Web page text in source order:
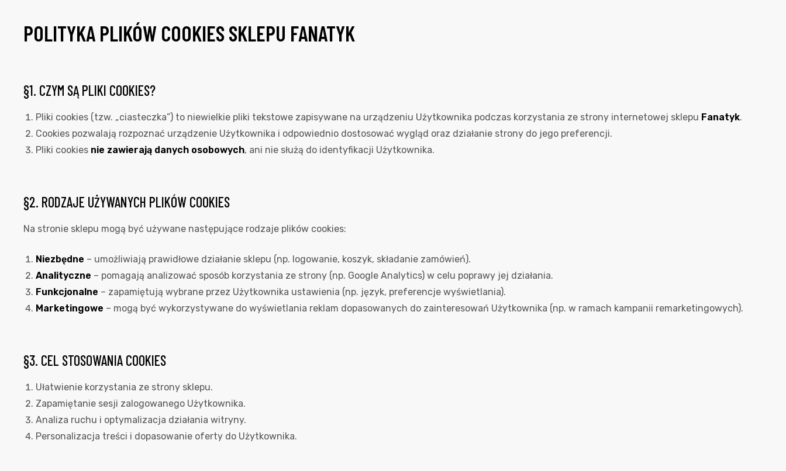
POLITYKA PLIKÓW COOKIES SKLEPU FANATYK
§1. CZYM SĄ PLIKI COOKIES?
Pliki cookies (tzw. „ciasteczka”) to niewielkie pliki tekstowe zapisywane na urządzeniu Użytkownika podczas korzystania ze strony internetowej sklepu Fanatyk.
Cookies pozwalają rozpoznać urządzenie Użytkownika i odpowiednio dostosować wygląd oraz działanie strony do jego preferencji.
Pliki cookies nie zawierają danych osobowych, ani nie służą do identyfikacji Użytkownika.
§2. RODZAJE UŻYWANYCH PLIKÓW COOKIES
Na stronie sklepu mogą być używane następujące rodzaje plików cookies:
Niezbędne – umożliwiają prawidłowe działanie sklepu (np. logowanie, koszyk, składanie zamówień).
Analityczne – pomagają analizować sposób korzystania ze strony (np. Google Analytics) w celu poprawy jej działania.
Funkcjonalne – zapamiętują wybrane przez Użytkownika ustawienia (np. język, preferencje wyświetlania).
Marketingowe – mogą być wykorzystywane do wyświetlania reklam dopasowanych do zainteresowań Użytkownika (np. w ramach kampanii remarketingowych).
§3. CEL STOSOWANIA COOKIES
Ułatwienie korzystania ze strony sklepu.
Zapamiętanie sesji zalogowanego Użytkownika.
Analiza ruchu i optymalizacja działania witryny.
Personalizacja treści i dopasowanie oferty do Użytkownika.